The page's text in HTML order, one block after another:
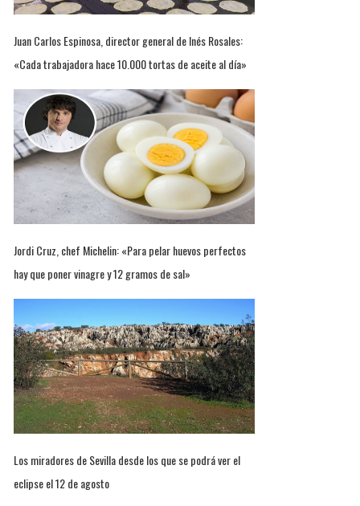
Juan Carlos Espinosa, director general de Inés Rosales:
«Cada trabajadora hace 10.000 tortas de aceite al día»
Jordi Cruz, chef Michelin: «Para pelar huevos perfectos
hay que poner vinagre y 12 gramos de sal»
Los miradores de Sevilla desde los que se podrá ver el
eclipse el 12 de agosto